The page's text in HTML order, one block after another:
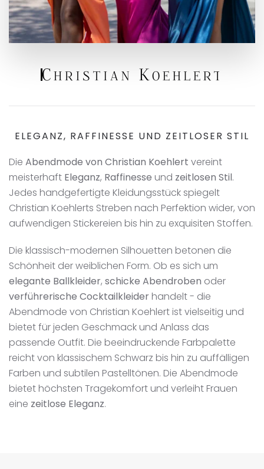
ELEGANZ, RAFFINESSE UND ZEITLOSER STIL
Die Abendmode von Christian Koehlert vereint
meisterhaft Eleganz, Raffinesse und zeitlosen Stil.
Jedes handgefertigte Kleidungsstück spiegelt
Christian Koehlerts Streben nach Perfektion wider, von
aufwendigen Stickereien bis hin zu exquisiten Stoffen.
Die klassisch-modernen Silhouetten betonen die
Schönheit der weiblichen Form. Ob es sich um
elegante Ballkleider, schicke Abendroben oder
verführerische Cocktailkleider handelt - die
Abendmode von Christian Koehlert ist vielseitig und
bietet für jeden Geschmack und Anlass das
passende Outfit. Die beeindruckende Farbpalette
reicht von klassischem Schwarz bis hin zu auffälligen
Farben und subtilen Pastelltönen. Die Abendmode
bietet höchsten Tragekomfort und verleiht Frauen
eine zeitlose Eleganz.